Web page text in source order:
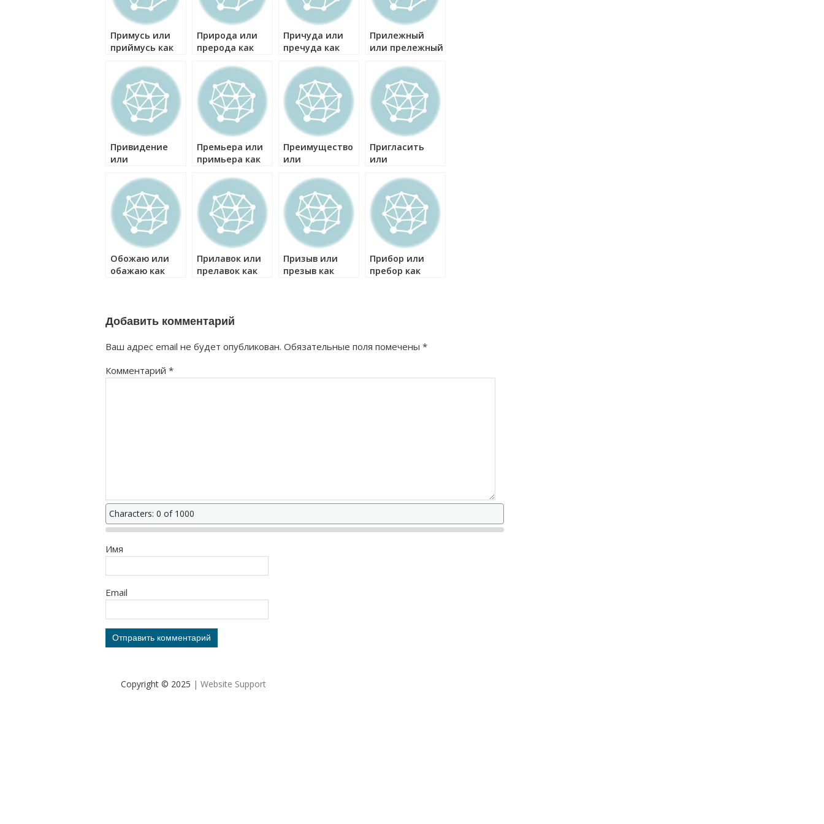
Примусь или
приймусь как
Природа или
прерода как
Причуда или
пречуда как
Прилежный
или прележный
Привидение
или
как правильно?
Премьера или
примьера как
Преимущество
или
как правильно?
Пригласить
или
правильно?
Обожаю или
обажаю как
Прилавок или
прелавок как
Призыв или
презыв как
Прибор или
пребор как
Добавить комментарий
Ваш адрес email не будет опубликован. Обязательные поля помечены *
Комментарий *
Characters: 0 of 1000
Имя
Email
Copyright © 2025 | Website Support